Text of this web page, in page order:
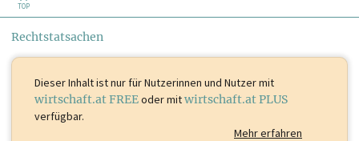
Markus Julius
Prokurist/in
Thomas Welzig
Prokurist/in
Walter Hörndler
Prokurist/in
TOP
Rechtstatsachen
Dieser Inhalt istnur für Nutzerinnen und Nutzer mit
wirtschaft.at FREEoder mitwirtschaft.at PLUS
verfügbar.
Mehr erfahren